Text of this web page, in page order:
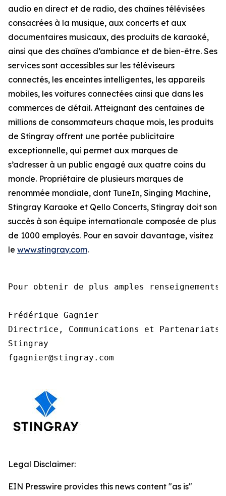
audio en direct et de radio, des chaînes télévisées
consacrées à la musique, aux concerts et aux
documentaires musicaux, des produits de karaoké,
ainsi que des chaînes d’ambiance et de bien-être. Ses
services sont accessibles sur les téléviseurs
connectés, les enceintes intelligentes, les appareils
mobiles, les voitures connectées ainsi que dans les
commerces de détail. Atteignant des centaines de
millions de consommateurs chaque mois, les produits
de Stingray offrent une portée publicitaire
exceptionnelle, qui permet aux marques de
s’adresser à un public engagé aux quatre coins du
monde. Propriétaire de plusieurs marques de
renommée mondiale, dont TuneIn, Singing Machine,
Stingray Karaoke et Qello Concerts, Stingray doit son
succès à son équipe internationale composée de plus
de 1000 employés. Pour en savoir davantage, visitez
le www.stingray.com.
Pour obtenir de plus amples
Frédérique Gagnier
Directrice, Communications et Partenariats
Stingray
fgagnier@stingray.com
Legal Disclaimer:
EIN Presswire provides this news content "as is"